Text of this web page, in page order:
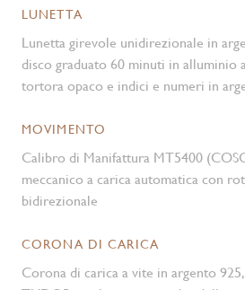
LUNETTA
Lunetta girevole unidirezionale in
disco graduato 60 minuti in alluminio
tortora opaco e indici e numeri in
MOVIMENTO
Calibro di Manifattura MT5400
meccanico a carica automatica con
bidirezionale
CORONA DI CARICA
Corona di carica a vite in argento